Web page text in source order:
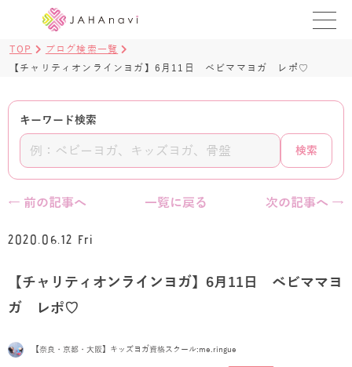
レッスンを探す
BLOG
ヨガ資格講座 ›
TOP
ブログ検索一覧
【チャリティオンラインヨガ】6月11日 ベビママヨガ レポ♡
キーワード検索
検索
← 前の記事へ 一覧に戻る 次の記事へ →
2020.06.12 Fri
【チャリティオンラインヨガ】6月11日 ベビママヨ
ガ レポ♡
【奈良・京都・大阪】キッズヨガ資格スクール:me.ringue